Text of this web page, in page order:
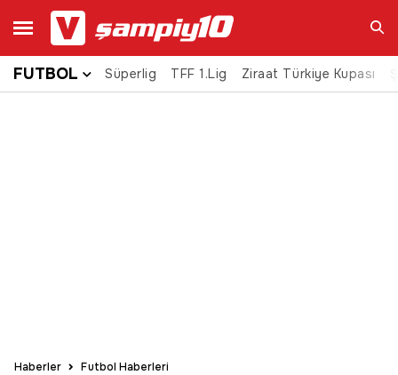
Ara
FUTBOL Süperlig TFF 1.Lig Ziraat Türkiye Kupası
Haberler Futbol Haberleri